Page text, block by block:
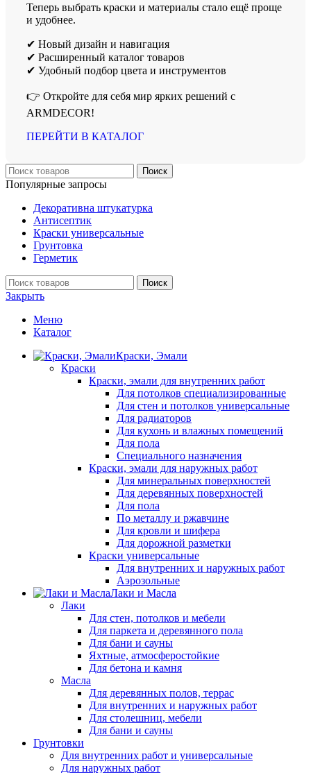
Теперь выбрать краски и материалы стало ещё проще
и удобнее.
✔ Новый дизайн и навигация
✔ Расширенный каталог товаров
✔ Удобный подбор цвета и инструментов
👉 Откройте для себя мир ярких решений с
ARMDECOR!
ПЕРЕЙТИ В КАТАЛОГ
Поиск
Популярные запросы
Декоративна штукатурка
Антисептик
Краски универсальные
Грунтовка
Герметик
Поиск
Закрыть
Меню
Каталог
Краски, Эмали
Краски
Краски, эмали для внутренних работ
Для потолков специализированные
Для стен и потолков универсальные
Для радиаторов
Для кухонь и влажных помещений
Для пола
Специального назначения
Краски, эмали для наружных работ
Для минеральных поверхностей
Для деревянных поверхностей
Для пола
По металлу и ржавчине
Для кровли и шифера
Для дорожной разметки
Краски универсальные
Для внутренних и наружных работ
Аэрозольные
Лаки и Масла
Лаки
Для стен, потолков и мебели
Для паркета и деревянного пола
Для бани и сауны
Яхтные, атмосферостойкие
Для бетона и камня
Масла
Для деревянных полов, террас
Для внутренних и наружных работ
Для столешниц, мебели
Для бани и сауны
Грунтовки
Для внутренних работ и универсальные
Для наружных работ